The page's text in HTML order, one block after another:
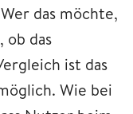
das möchte,
ob das
ist das
Wie bei